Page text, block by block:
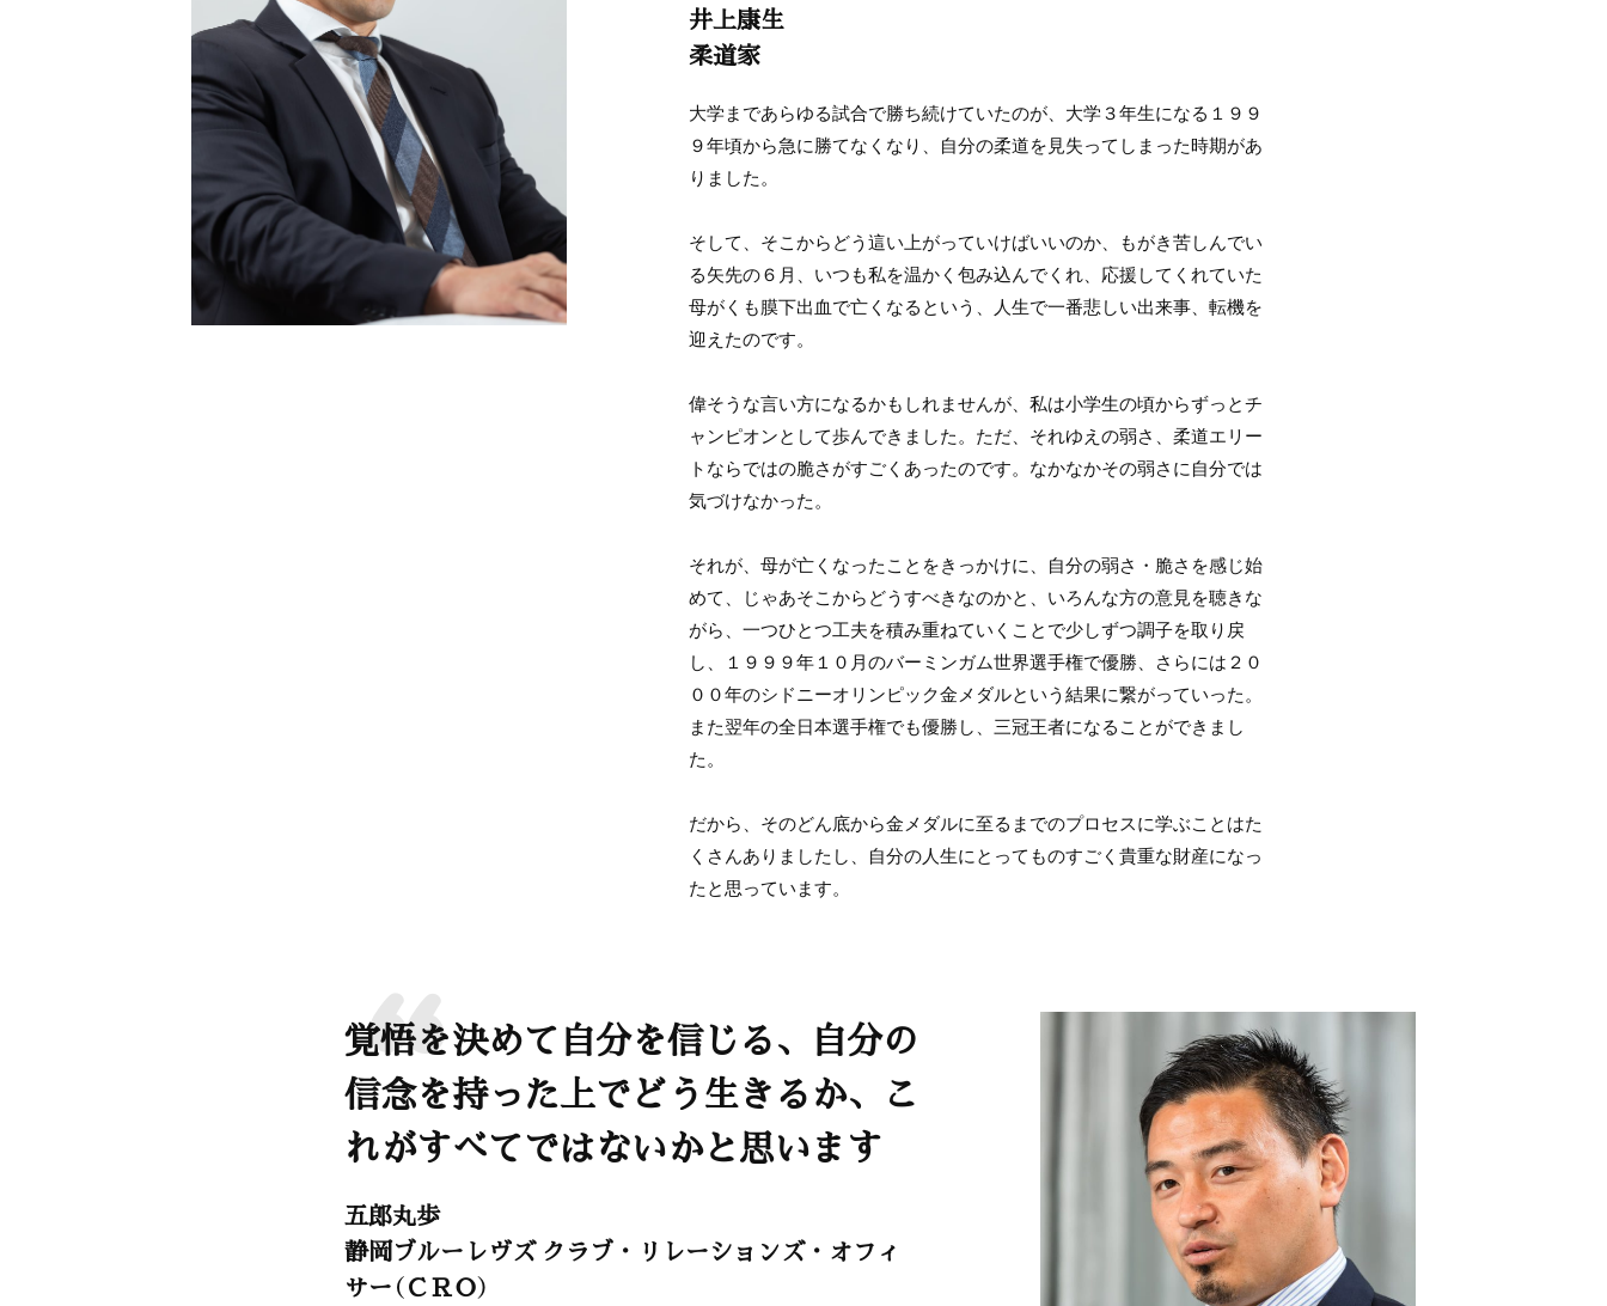
井上康生
柔道家
大学まであらゆる試合で勝ち続けていたのが、大学３年生になる１９９
９年頃から急に勝てなくなり、自分の柔道を見失ってしまった時期があ
りました。
そして、そこからどう這い上がっていけばいいのか、もがき苦しんでい
る矢先の６月、いつも私を温かく包み込んでくれ、応援してくれていた
母がくも膜下出血で亡くなるという、人生で一番悲しい出来事、転機を
迎えたのです。
偉そうな言い方になるかもしれませんが、私は小学生の頃からずっとチ
ャンピオンとして歩んできました。ただ、それゆえの弱さ、柔道エリー
トならではの脆さがすごくあったのです。なかなかその弱さに自分では
気づけなかった。
それが、母が亡くなったことをきっかけに、自分の弱さ・脆さを感じ始
めて、じゃあそこからどうすべきなのかと、いろんな方の意見を聴きな
がら、一つひとつ工夫を積み重ねていくことで少しずつ調子を取り戻
し、１９９９年１０月のバーミンガム世界選手権で優勝、さらには２０
００年のシドニーオリンピック金メダルという結果に繋がっていった。
また翌年の全日本選手権でも優勝し、三冠王者になることができまし
た。
だから、そのどん底から金メダルに至るまでのプロセスに学ぶことはた
くさんありましたし、自分の人生にとってものすごく貴重な財産になっ
たと思っています。
覚悟を決めて自分を信じる、自分の
信念を持った上でどう生きるか、こ
れがすべてではないかと思います
五郎丸歩
静岡ブルーレヴズ クラブ・リレーションズ・オフィ
サー（ＣＲＯ）